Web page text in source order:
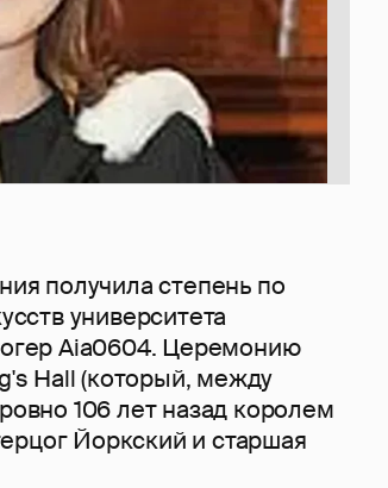
получила степень по
университета
Aia0604. Церемонию
Hall (который, между
106 лет назад королем
Йоркский и старшая